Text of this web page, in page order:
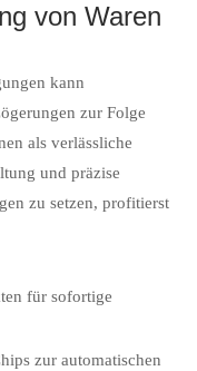
von Waren
kann
zur Folge
als verlässliche
und präzise
zu setzen, profitierst
für sofortige
zur automatischen